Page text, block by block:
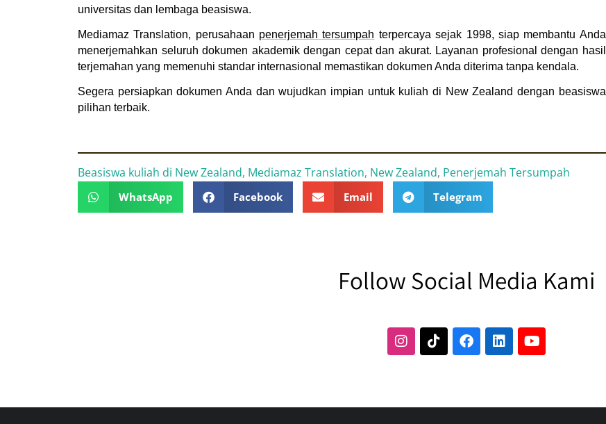
universitas dan lembaga beasiswa.
Mediamaz Translation, perusahaan penerjemah tersumpah terpercaya sejak 1998, siap membantu Anda
menerjemahkan seluruh dokumen akademik dengan cepat dan akurat. Layanan profesional dengan hasil
terjemahan yang memenuhi standar internasional memastikan dokumen Anda diterima tanpa kendala.
Segera persiapkan dokumen Anda dan wujudkan impian untuk kuliah di New Zealand dengan beasiswa
pilihan terbaik.
Beasiswa kuliah di New Zealand, Mediamaz Translation, New Zealand, Penerjemah Tersumpah
WhatsApp Facebook Email Telegram
Follow Social Media Kami